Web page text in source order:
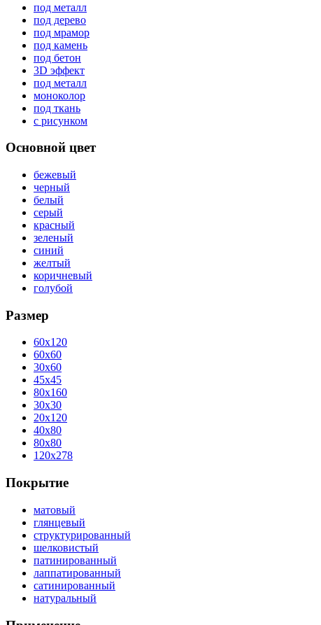
под металл
под дерево
под мрамор
под камень
под бетон
3D эффект
под металл
моноколор
под ткань
с рисунком
Основной цвет
бежевый
черный
белый
серый
красный
зеленый
синий
желтый
коричневый
голубой
Размер
60x120
60x60
30x60
45x45
80x160
30x30
20x120
40x80
80x80
120x278
Покрытие
матовый
глянцевый
структурированный
шелковистый
патинированный
лаппатированный
сатинированный
натуральный